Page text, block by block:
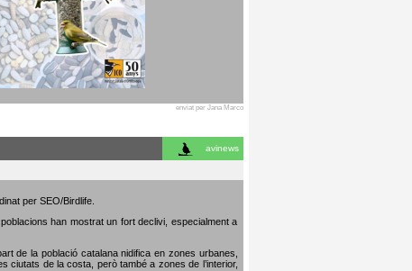
enviat per Jana Marco
avinews
per SEO/Birdlife.
han mostrat un fort declivi, especialment a
de la població catalana nidifica en zones urbanes,
ciutats de la costa, però també a zones de l’interior,